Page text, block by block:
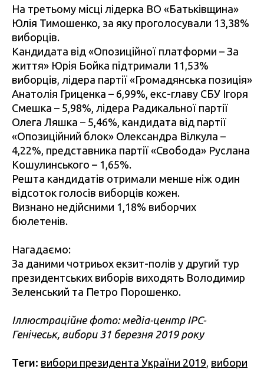
На третьому місці лідерка ВО «Батьківщина»
Юлія Тимошенко, за яку проголосували 13,38%
виборців.
Кандидата від «Опозиційної платформи – За
життя» Юрія Бойка підтримали 11,53%
виборців, лідера партії «Громадянська позиція»
Анатолія Гриценка – 6,99%, екс-главу СБУ Ігоря
Смешка – 5,98%, лідера Радикальної партії
Олега Ляшка – 5,46%, кандидата від партії
«Опозиційний блок» Олександра Вілкула –
4,22%, представника партії «Свобода» Руслана
Кошулинського – 1,65%.
Решта кандидатів отримали менше ніж один
відсоток голосів виборців кожен.
Визнано недійсними 1,18% виборчих
бюлетенів.
Нагадаємо:
За даними чотриьох екзит-полів у другий тур
президентських виборів виходять Володимир
Зеленський та Петро Порошенко.
Іллюстраційне фото: медіа-центр IPC-
Генічеськ, вибори 31 березня 2019 року
Теги: вибори президента України 2019 вибори